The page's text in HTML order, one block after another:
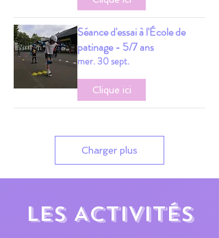
Séance d'essai à l'École de
patinage - 5/7 ans
mer. 30 sept.
Clique ici
Charger plus
LES ACTIVITÉS